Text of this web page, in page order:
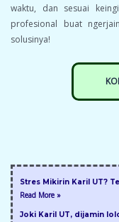
waktu, dan sesuai
profesional buat
solusinya!
Stres Mikirin Karil UT?
Read More »
Joki Karil UT, dijamin